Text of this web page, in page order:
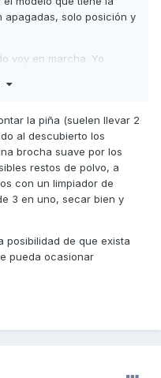
apagadas, solo posición y
voy en marcha. Yo
das el contacto
cuadro, se mueven las
en la hora poniendose
con la pipeta
Desde que lo
no me da signos de
pasa cuando llevo las
hace y cada vez
batería o regulador.
la piña (suelen llevar 2
al descubierto los
brocha suave por los
restos de polvo, a
con un limpiador de
3 en uno, secar bien y
posibilidad de que exista
pueda ocasionar